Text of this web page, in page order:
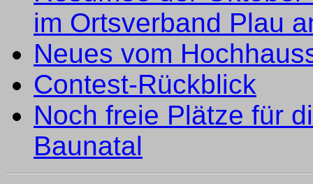
im Ortsverband Plau
Neues vom
Contest-Rückblick
Noch freie Plätze für
Baunatal